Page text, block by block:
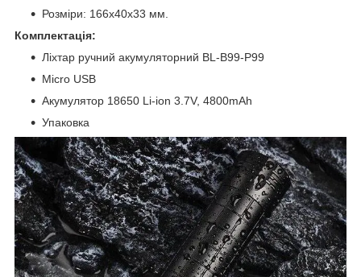
Розміри: 166х40х33 мм.
Комплектація:
Ліхтар ручний акумуляторний BL-B99-P99
Micro USB
Акумулятор 18650 Li-ion 3.7V, 4800mAh
Упаковка